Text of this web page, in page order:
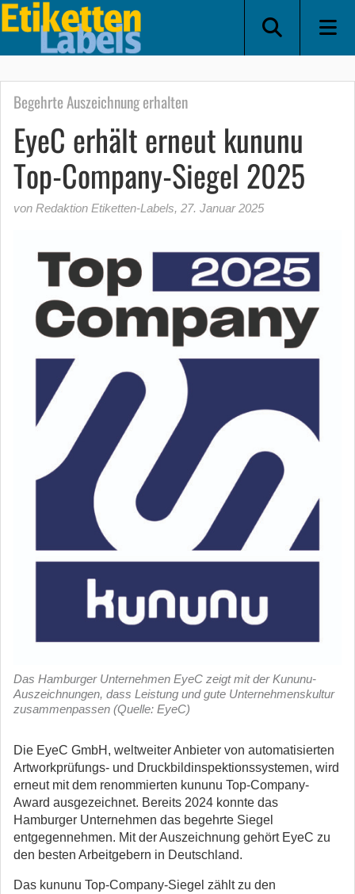
Begehrte Auszeichnung erhalten
EyeC erhält erneut kununu
Top-Company-Siegel 2025
von Redaktion Etiketten-Labels, 27. Januar 2025
Das Hamburger Unternehmen EyeC zeigt mit der Kununu-
Auszeichnungen, dass Leistung und gute Unternehmenskultur
zusammenpassen (Quelle: EyeC)
Die EyeC GmbH, weltweiter Anbieter von automatisierten
Artworkprüfungs- und Druckbildinspektionssystemen, wird
erneut mit dem renommierten kununu Top-Company-
Award ausgezeichnet. Bereits 2024 konnte das
Hamburger Unternehmen das begehrte Siegel
entgegennehmen. Mit der Auszeichnung gehört EyeC zu
den besten Arbeitgebern in Deutschland.
Das kununu Top-Company-Siegel zählt zu den